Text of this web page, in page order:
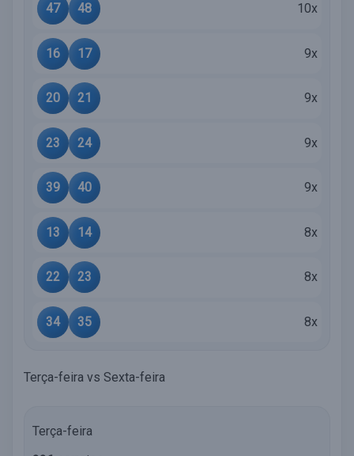
47 48 10x
16 17 9x
20 21 9x
23 24 9x
39 40 9x
13 14 8x
22 23 8x
34 35 8x
Terça-feira vs Sexta-feira
Terça-feira